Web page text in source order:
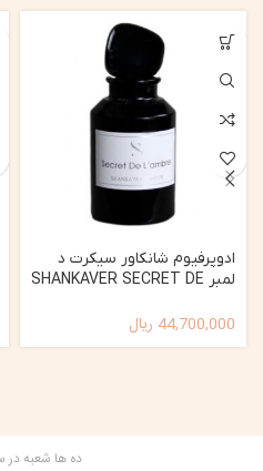
ادوپرفیوم شانکاور سیکرت د
لمبر SHANKAVER SECRET DE
44,700,000 ریال
ده ها شعبه